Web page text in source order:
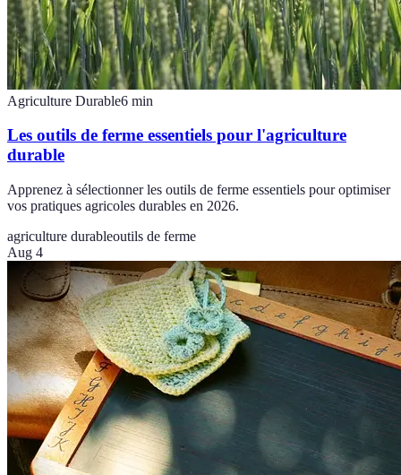
Agriculture Durable6 min
Les outils de ferme essentiels pour l'agriculture
durable
Apprenez à sélectionner les outils de ferme essentiels pour optimiser
vos pratiques agricoles durables en 2026.
agriculture durableoutils de ferme
Aug 4